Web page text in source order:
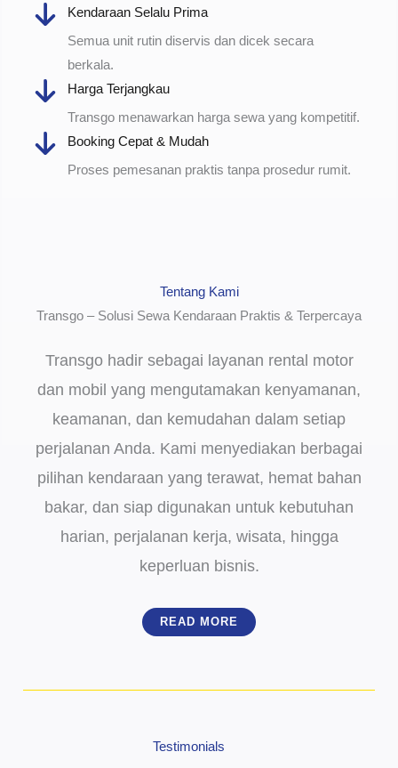
Kendaraan Selalu Prima
Semua unit rutin diservis dan dicek secara
berkala.
Harga Terjangkau
Transgo menawarkan harga sewa yang kompetitif.
Booking Cepat & Mudah
Proses pemesanan praktis tanpa prosedur rumit.
Tentang Kami
Transgo – Solusi Sewa Kendaraan Praktis & Terpercaya
Transgo hadir sebagai layanan rental motor
dan mobil yang mengutamakan kenyamanan,
keamanan, dan kemudahan dalam setiap
perjalanan Anda. Kami menyediakan berbagai
pilihan kendaraan yang terawat, hemat bahan
bakar, dan siap digunakan untuk kebutuhan
harian, perjalanan kerja, wisata, hingga
keperluan bisnis.
READ MORE
Testimonials